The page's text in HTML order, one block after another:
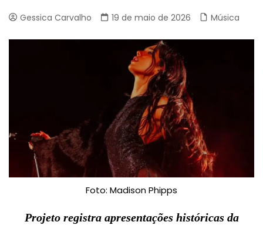
Gessica Carvalho 19 de maio de 2026 Música
Foto: Madison Phipps
Projeto registra apresentações históricas da